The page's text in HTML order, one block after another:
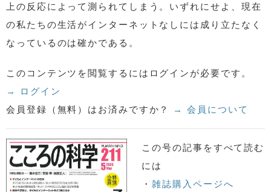
上の反応によって測られてしまう。いずれにせよ、現在
の私たちの生活がインターネットなしには成り立たなく
なっているのは確かである。
このコンテンツを閲覧するにはログインが必要です。
→ ログイン
会員登録（無料）はお済みですか？
→ 会員について
この号の記事をすべて読む
には
・雑誌購入ページへ